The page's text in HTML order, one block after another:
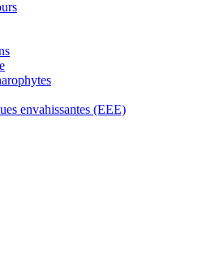
envahissantes (EEE)